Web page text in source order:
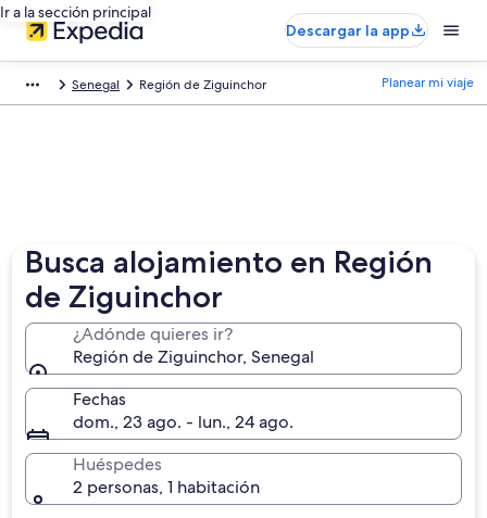
Ir a la sección principal
Descargar la app
Senegal Región de Ziguinchor Planear mi viaje
Busca alojamiento en Región
de Ziguinchor
¿Adónde quieres ir?
Región de Ziguinchor, Senegal
Fechas
dom., 23 ago. - lun., 24 ago.
Huéspedes
2 personas, 1 habitación